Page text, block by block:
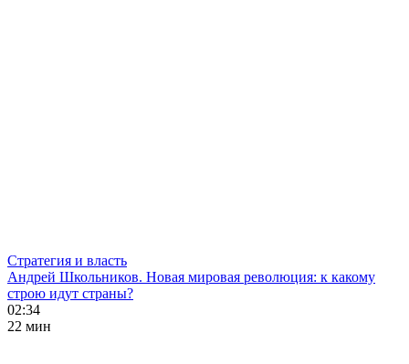
Стратегия и власть
Андрей Школьников. Новая мировая революция: к какому
строю идут страны?
02:34
22 мин